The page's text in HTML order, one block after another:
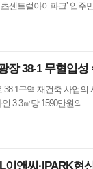
센트럴아이파크’ 입주
장 38-1 무혈입성
1구역 재건축 사업
3.3㎡당 1590만원의..
앤씨·IPARK현